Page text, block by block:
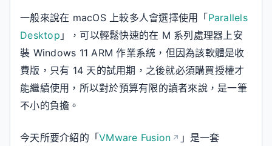
一般來說在 macOS 上較多人會選擇使用「Parallels
Desktop 」，可以輕鬆快速的在 M 系列處理器上安
裝 Windows 11 ARM 作業系統，但因為該軟體是收
費版，只有 14 天的試用期，之後就必須購買授權才
能繼續使用，所以對於預算有限的讀者來說，是一筆
不小的負擔。
今天所要介紹的「VMware Fusion
」是一套